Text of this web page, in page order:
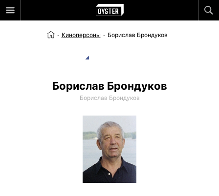
Киноперсоны Борислав Брондуков
Борислав Брондуков
Борислав Брондуков